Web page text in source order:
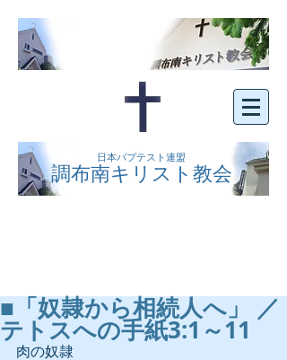
日本バプテスト連盟
調布南キリスト教会
■「奴隷から相続人へ」 ／
テトスへの手紙3:1～11
肉の奴隷